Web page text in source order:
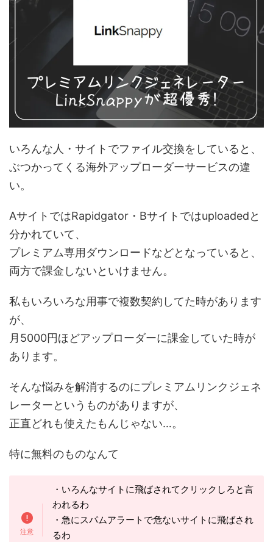
いろんな人・サイトでファイル交換をしていると、
ぶつかってくる海外アップローダーサービスの違
い。
AサイトではRapidgator・Bサイトではuploadedと
分かれていて、
プレミアム専用ダウンロードなどとなっていると、
両方で課金しないといけません。
私もいろいろな用事で複数契約してた時があります
が、
月5000円ほどアップローダーに課金していた時が
あります。
そんな悩みを解消するのにプレミアムリンクジェネ
レーターというものがありますが、
正直どれも使えたもんじゃない…。
特に無料のものなんて
・いろんなサイトに飛ばされてクリックしろと言
われるわ
・急にスパムアラートで危ないサイトに飛ばされ
るわ